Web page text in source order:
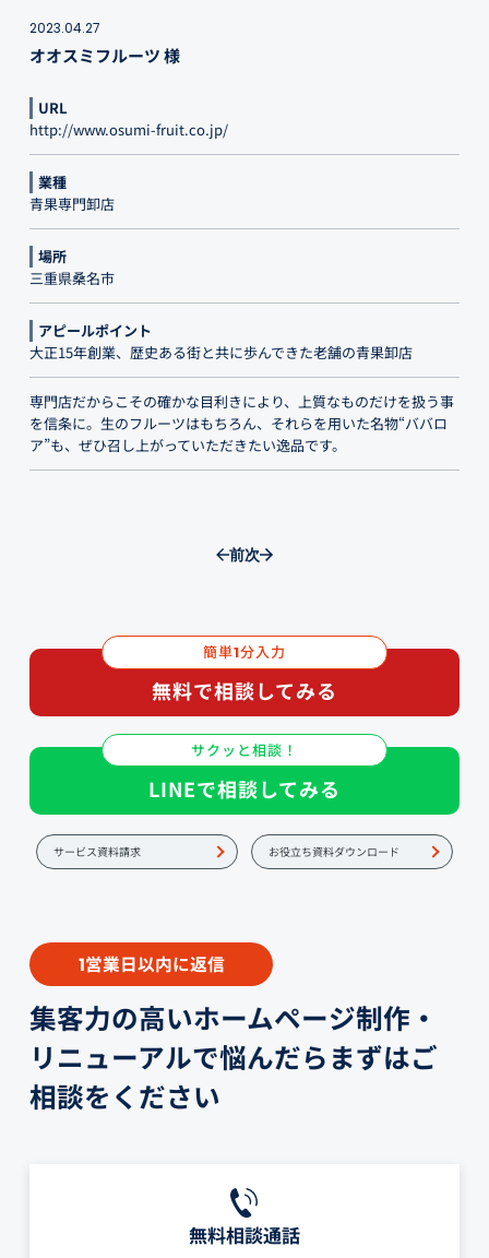
2023.04.27
オオスミフルーツ 様
URL
http://www.osumi-fruit.co.jp/
業種
青果専門卸店
場所
三重県桑名市
アピールポイント
大正15年創業、歴史ある街と共に歩んできた老舗の青果卸店
専門店だからこその確かな目利きにより、上質なものだけを扱う事
を信条に。生のフルーツはもちろん、それらを用いた名物“ババロ
ア”も、ぜひ召し上がっていただきたい逸品です。
前次
簡単1分入力
無料で相談してみる
サクッと相談！
LINEで相談してみる
サービス資料請求 お役立ち資料ダウンロード
1営業日以内に返信
集客力の高いホームページ制作・
リニューアルで悩んだらまずはご
相談をください
無料相談通話